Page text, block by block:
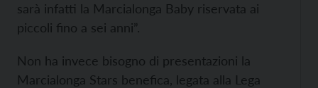
sarà infatti la Marcialonga Baby riservata ai
piccoli fino a sei anni”.
Non ha invece bisogno di presentazioni la
Marcialonga Stars benefica, legata alla Lega